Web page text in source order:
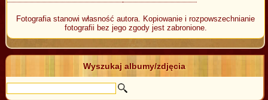
Fotografia stanowi własność autora. Kopiowanie i rozpowszechnianie
fotografii bez jego zgody jest zabronione.
Wyszukaj albumy/zdjęcia